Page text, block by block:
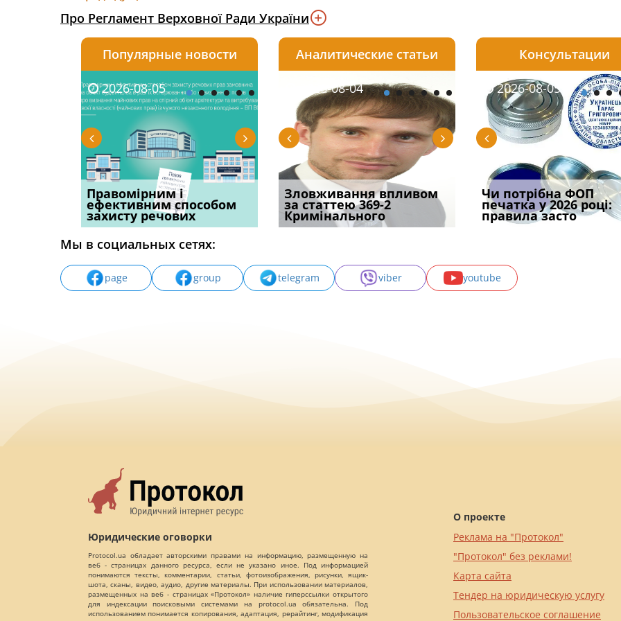
Про Регламент Верховної Ради України
Популярные новости
2026-08-05
Правомірним і
ефективним способом
захисту речових
2026-08-05
Суд оштрафував
командира військової
частини за ігн
2026-08-05
Чоловік помер, але
позика залишилася: як
фраза «на
Аналитические статьи
2026-08-03
Водії можуть отримати
компенсацію за
незаконні дії
2026-08-04
Зловживання впливом
за статтею 369-2
Кримінального
2026-08-04
Переоформлення
відстрочки за іншою
підставою: нов
Консультации
2026-07-23
Скорочення під час
воєнного стану: як діяти
робото
2026-08-05
Чи потрібна ФОП
печатка у 2026 році:
правила засто
2026-07-30
При зарахуванні в
покарання днів
тримання пі
Мы в социальных сетях:
page group telegram viber youtube
Юридические оговорки
Protocol.ua обладает авторскими правами на информацию, размещенную на
веб - страницах данного ресурса, если не указано иное. Под информацией
понимаются тексты, комментарии, статьи, фотоизображения, рисунки, ящик-
шота, сканы, видео, аудио, другие материалы. При использовании материалов,
размещенных на веб - страницах «Протокол» наличие гиперссылки открытого
для индексации поисковыми системами на protocol.ua обязательна. Под
использованием понимается копирования, адаптация, рерайтинг, модификация
О проекте
Реклама на "Протокол"
"Протокол" без реклами!
Карта сайта
Тендер на юридическую услугу
Пользовательское соглашение